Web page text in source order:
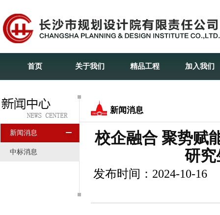
首页 关于我们 精品工程 加入我们
新闻消息
中标消息
新闻消息
校企融合 聚势赋
研究
发布时间：2024-10-